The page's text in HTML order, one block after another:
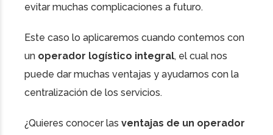
evitar muchas complicaciones a futuro.
Este caso lo aplicaremos cuando contemos con
un operador logístico integral, el cual nos
puede dar muchas ventajas y ayudarnos con la
centralización de los servicios.
¿Quieres conocer las ventajas de un operador